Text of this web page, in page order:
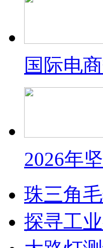
国际电
2026年
珠三角
探寻工